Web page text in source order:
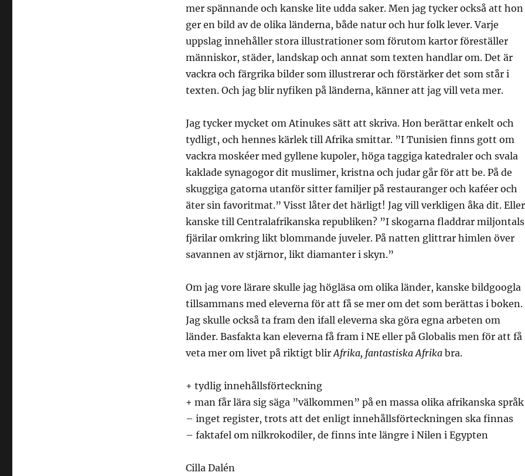
mer spännande och kanske lite udda saker. Men jag tycker också att hon
ger en bild av de olika länderna, både natur och hur folk lever. Varje
uppslag innehåller stora illustrationer som förutom kartor föreställer
människor, städer, landskap och annat som texten handlar om. Det är
vackra och färgrika bilder som illustrerar och förstärker det som står i
texten. Och jag blir nyfiken på länderna, känner att jag vill veta mer.
Jag tycker mycket om Atinukes sätt att skriva. Hon berättar enkelt och
tydligt, och hennes kärlek till Afrika smittar. ”I Tunisien finns gott om
vackra moskéer med gyllene kupoler, höga taggiga katedraler och svala
kaklade synagogor dit muslimer, kristna och judar går för att be. På de
skuggiga gatorna utanför sitter familjer på restauranger och kaféer och
äter sin favoritmat.” Visst låter det härligt! Jag vill verkligen åka dit. Eller
kanske till Centralafrikanska republiken? ”I skogarna fladdrar miljontals
fjärilar omkring likt blommande juveler. På natten glittrar himlen över
savannen av stjärnor, likt diamanter i skyn.”
Om jag vore lärare skulle jag högläsa om olika länder, kanske bildgoogla
tillsammans med eleverna för att få se mer om det som berättas i boken.
Jag skulle också ta fram den ifall eleverna ska göra egna arbeten om
länder. Basfakta kan eleverna få fram i NE eller på Globalis men för att få
veta mer om livet på riktigt blirAfrika, fantastiska Afrikabra.
+ tydlig innehållsförteckning
+ man får lära sig säga ”välkommen” på en massa olika afrikanska språk
– inget register, trots att det enligt innehållsförteckningen ska finnas
– faktafel om nilkrokodiler, de finns inte längre i Nilen i Egypten
Cilla Dalén